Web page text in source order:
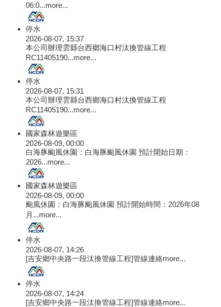
06:0...more...
停水
2026-08-07, 15:37
本公司辦理雲縣台西鄉海口村汰換管線工程
RC11405190...more...
停水
2026-08-07, 15:31
本公司辦理雲縣台西鄉海口村汰換管線工程
RC11405190...more...
國家森林遊樂區
2026-08-09, 00:00
白海豚颱風休園：白海豚颱風休園 預計開始日期：
2026...more...
國家森林遊樂區
2026-08-09, 00:00
颱風休園：白海豚颱風休園 預計開始時間：2026年08
月...more...
停水
2026-08-07, 14:26
[吉安鄉中央路一段汰換管線工程]管線連絡more...
停水
2026-08-07, 14:24
[吉安鄉中央路一段汰換管線工程]管線連絡more...